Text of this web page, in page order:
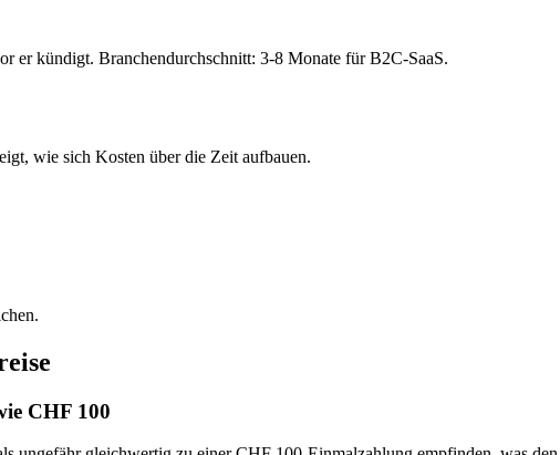
er kündigt. Branchendurchschnitt: 3-8 Monate für B2C-SaaS.
wie sich Kosten über die Zeit aufbauen.
CHF 100